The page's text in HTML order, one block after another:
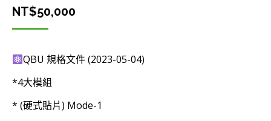
NT$50,000
QBU 規格文件 (2023-05-04)
*4大模組
* (硬式貼片) Mode-1